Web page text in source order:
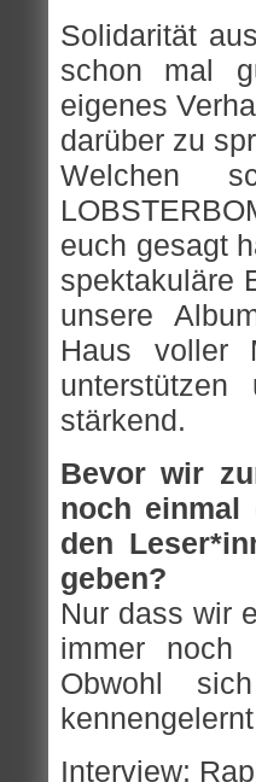
Solidarität
schon mal
eigenes
darüber zu
Welchen
euch gesagt
spektakuläre
unsere
Haus voller
stärkend.
Bevor wir
noch einmal
den
geben?
Nur dass wir
immer
Obwohl
Interview: